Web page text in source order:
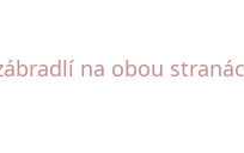
na obou